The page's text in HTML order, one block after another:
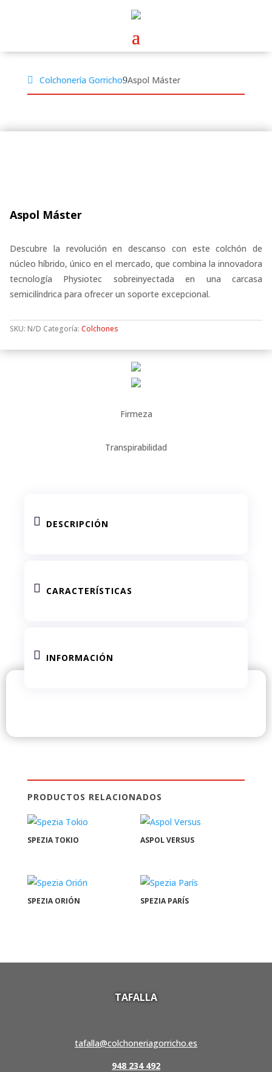
Colchonería Gorricho Aspol Máster
Aspol Máster
Descubre la revolución en descanso con este colchón de
núcleo híbrido, único en el mercado, que combina la innovadora
tecnología Physiotec sobreinyectada en una carcasa
semicilíndrica para ofrecer un soporte excepcional.
SKU: N/D Categoría: Colchones
Firmeza
Transpirabilidad
 DESCRIPCIÓN
 CARACTERÍSTICAS
 INFORMACIÓN
PRODUCTOS RELACIONADOS
SPEZIA TOKIO ASPOL VERSUS
SPEZIA ORIÓN SPEZIA PARÍS
TAFALLA
tafalla@colchoneriagorricho.es
948 234 492